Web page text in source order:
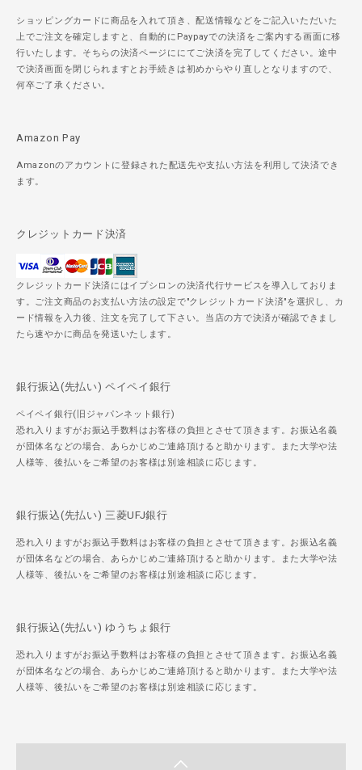
ショッピングカードに商品を入れて頂き、配送情報などをご記入いただいた
上でご注文を確定しますと、自動的にPaypayでの決済をご案内する画面に移
行いたします。そちらの決済ページににてご決済を完了してください。途中
で決済画面を閉じられますとお手続きは初めからやり直しとなりますので、
何卒ご了承ください。
Amazon Pay
Amazonのアカウントに登録された配送先や支払い方法を利用して決済でき
ます。
クレジットカード決済
クレジットカード決済にはイプシロンの決済代行サービスを導入しておりま
す。ご注文商品のお支払い方法の設定で"クレジットカード決済"を選択し、カ
ード情報を入力後、注文を完了して下さい。当店の方で決済が確認できまし
たら速やかに商品を発送いたします。
銀行振込(先払い) ペイペイ銀行
ペイペイ銀行(旧ジャパンネット銀行)
恐れ入りますがお振込手数料はお客様の負担とさせて頂きます。お振込名義
が団体名などの場合、あらかじめご連絡頂けると助かります。また大学や法
人様等、後払いをご希望のお客様は別途相談に応じます。
銀行振込(先払い) 三菱UFJ銀行
恐れ入りますがお振込手数料はお客様の負担とさせて頂きます。お振込名義
が団体名などの場合、あらかじめご連絡頂けると助かります。また大学や法
人様等、後払いをご希望のお客様は別途相談に応じます。
銀行振込(先払い) ゆうちょ銀行
恐れ入りますがお振込手数料はお客様の負担とさせて頂きます。お振込名義
が団体名などの場合、あらかじめご連絡頂けると助かります。また大学や法
人様等、後払いをご希望のお客様は別途相談に応じます。